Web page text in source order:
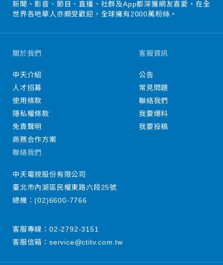
新聞、影音、節目、直播、社群及App都深獲網友喜愛，在全
世界各地華人亦頗受歡迎，全球擁有2000萬粉絲。
關於我們
中天介紹
人才招募
使用條款
隱私權條款
免責聲明
商務合作方案
客服資訊
公告
常見問題
聯絡我們
我要爆料
我要投稿
聯絡我們
中天電視股份有限公司
臺北市內湖區民權東路六段25號
總機：(02)6600-7766
客服專線： 02-2792-3151
客服信箱： service@ctitv.com.tw